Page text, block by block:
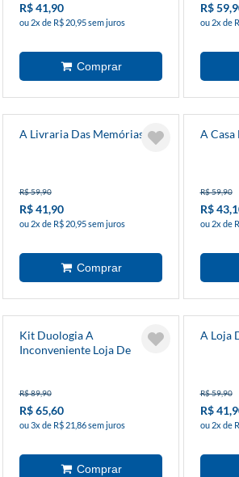
R$ 41,90
ou 2x de R$ 20,95 sem juros
R$
ou 2x de
A Livraria Das Memórias
R$ 59,90
R$ 41,90
ou 2x de R$ 20,95 sem juros
A Casa
R$ 59,90
R$
ou 2x de
Kit Duologia A
Inconveniente Loja De
R$ 89,90
R$ 65,60
ou 3x de R$ 21,86 sem juros
A Loja
R$ 59,90
R$
ou 2x de